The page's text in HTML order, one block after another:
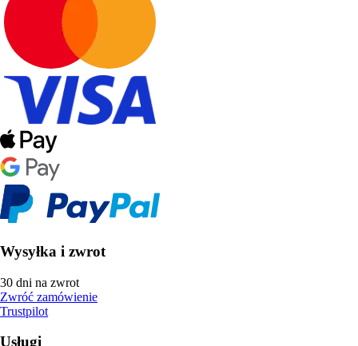
Wysyłka i zwrot
30 dni na zwrot
Zwróć zamówienie
Trustpilot
Usługi